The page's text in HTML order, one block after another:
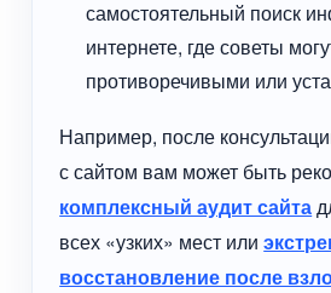
самостоятельный поиск
интернете, где советы
противоречивыми или
Например, после
с сайтом вам может быть
комплексный аудит сайта
всех «узких» мест или
восстановление после